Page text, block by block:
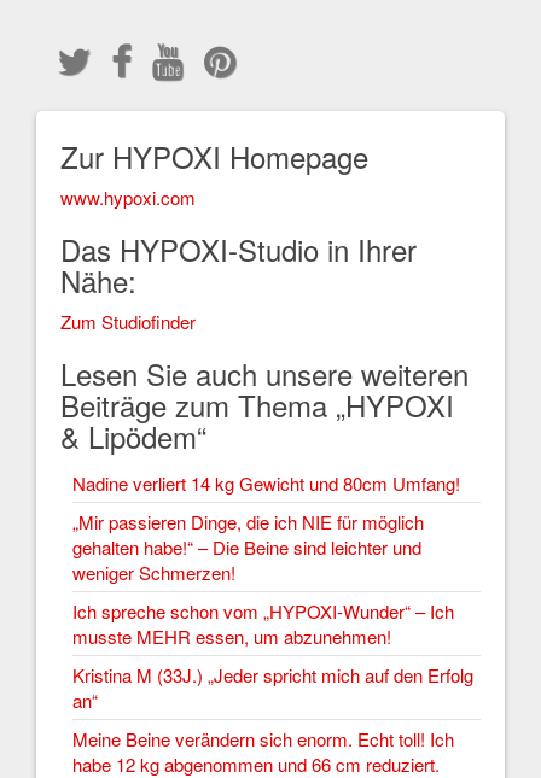
Zur HYPOXI Homepage
www.hypoxi.com
Das HYPOXI-Studio in Ihrer
Nähe:
Zum Studiofinder
Lesen Sie auch unsere weiteren
Beiträge zum Thema „HYPOXI
& Lipödem“
Nadine verliert 14 kg Gewicht und 80cm Umfang!
„Mir passieren Dinge, die ich NIE für möglich
gehalten habe!“ – Die Beine sind leichter und
weniger Schmerzen!
Ich spreche schon vom „HYPOXI-Wunder“ – Ich
musste MEHR essen, um abzunehmen!
Kristina M (33J.) „Jeder spricht mich auf den Erfolg
an“
Meine Beine verändern sich enorm. Echt toll! Ich
habe 12 kg abgenommen und 66 cm reduziert.